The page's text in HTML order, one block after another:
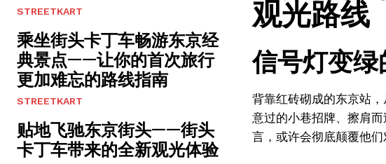
STREETKART
乘坐街头卡丁车畅游东京经
典景点——让你的首次旅行
更加难忘的路线指南
STREETKART
贴地飞驰东京街头——街头
卡丁车带来的全新观光体验
观光路线
信号灯变
背靠红砖砌成的东京站
意过的小巷招牌、擦肩
言，或许会彻底颠覆他们